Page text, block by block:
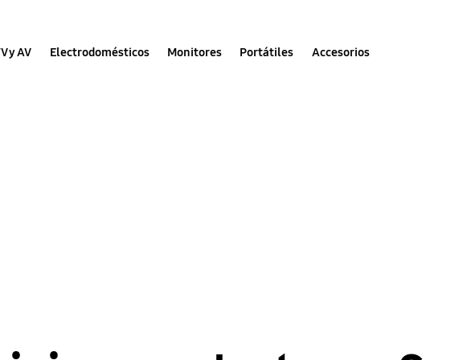
y AV Electrodomésticos Monitores Portátiles Accesorios